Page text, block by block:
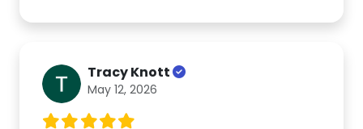
Tracy Knott
May 12, 2026